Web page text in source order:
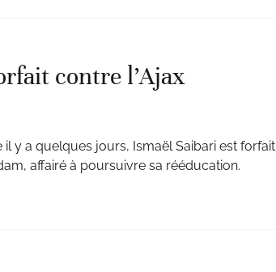
contre l’Ajax
il y a quelques jours, Ismaël Saibari est forfait
affairé à poursuivre sa rééducation.